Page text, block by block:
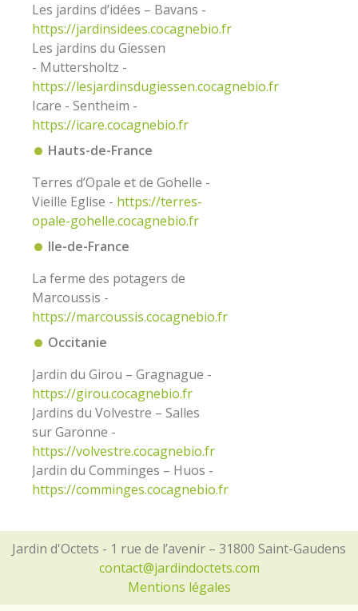
Les jardins d’idées – Bavans -
https://jardinsidees.cocagnebio.fr
Les jardins du Giessen
- Muttersholtz -
https://lesjardinsdugiessen.cocagnebio.fr
Icare - Sentheim -
https://icare.cocagnebio.fr
Hauts-de-France
Terres d’Opale et de Gohelle -
Vieille Eglise - https://terres-
opale-gohelle.cocagnebio.fr
Ile-de-France
La ferme des potagers de
Marcoussis -
https://marcoussis.cocagnebio.fr
Occitanie
Jardin du Girou – Gragnague -
https://girou.cocagnebio.fr
Jardins du Volvestre – Salles
sur Garonne -
https://volvestre.cocagnebio.fr
Jardin du Comminges – Huos -
https://comminges.cocagnebio.fr
Jardin d'Octets - 1 rue de l’avenir – 31800 Saint-Gaudens
contact@jardindoctets.com
Mentions légales